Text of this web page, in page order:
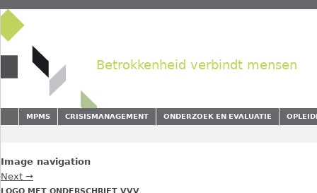
Betrokkenheid verbindt mensen
MPMS CRISISMANAGEMENT ONDERZOEK EN EVALUATIE
Image navigation
Next →